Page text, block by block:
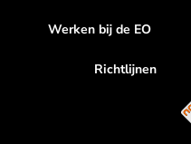
Werken bij de EO
Richtlijnen